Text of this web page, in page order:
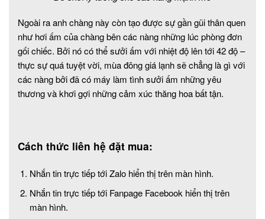
Ngoài ra anh chàng này còn tạo được sự gần gũi thân quen
như hơi ấm của chàng bên các nàng những lúc phòng đơn
gối chiếc. Bởi nó có thể sưởi ấm với nhiệt độ lên tới 42 độ –
thực sự quá tuyệt vời, mùa đông giá lạnh sẽ chẳng là gì với
các nàng bởi đã có máy làm tình sưởi ấm những yêu
thương và khơi gợi những cảm xúc thăng hoa bất tận.
Cách thức liên hệ đặt mua:
Nhắn tin trực tiếp tới Zalo hiển thị trên màn hình.
Nhắn tin trực tiếp tới Fanpage Facebook hiển thị trên
màn hình.